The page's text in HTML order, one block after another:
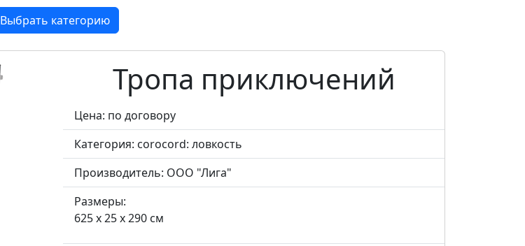
Выбрать категорию
Тропа приключений
Цена: по договору
Категория: corocord: ловкость
Производитель: ООО "Лига"
Размеры:
625 x 25 x 290 см